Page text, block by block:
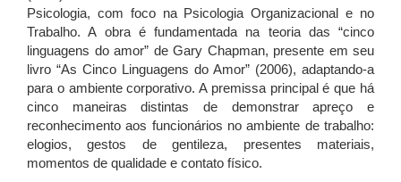
Psicologia, com foco na Psicologia Organizacional e no
Trabalho. A obra é fundamentada na teoria das “cinco
linguagens do amor” de Gary Chapman, presente em seu
livro “As Cinco Linguagens do Amor” (2006), adaptando-a
para o ambiente corporativo. A premissa principal é que há
cinco maneiras distintas de demonstrar apreço e
reconhecimento aos funcionários no ambiente de trabalho:
elogios, gestos de gentileza, presentes materiais,
momentos de qualidade e contato físico.